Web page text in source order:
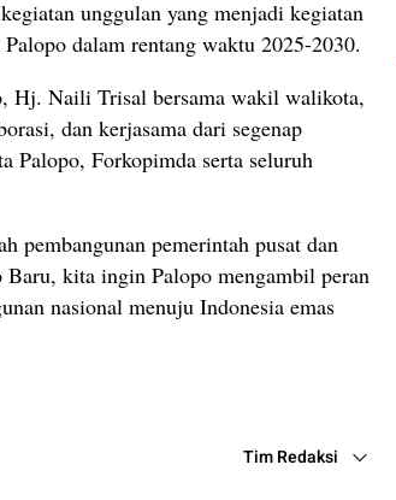
unggulan yang menjadi kegiatan
dalam rentang waktu 2025-2030.
Hj. Naili Trisal bersama wakil walikota,
dan kerjasama dari segenap
Palopo, Forkopimda serta seluruh
pembangunan pemerintah pusat dan
kita ingin Palopo mengambil peran
nasional menuju Indonesia emas
Tim Redaksi